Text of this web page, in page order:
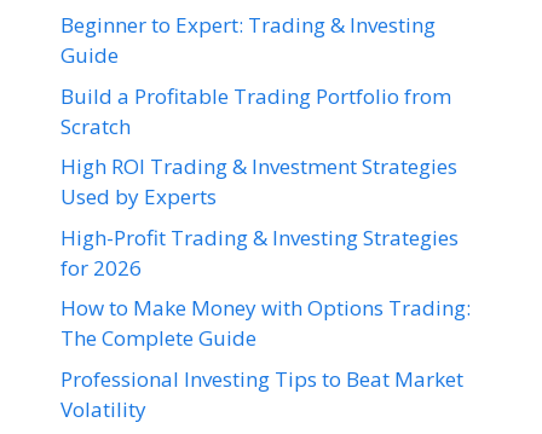
Beginner to Expert: Trading & Investing
Guide
Build a Profitable Trading Portfolio from
Scratch
High ROI Trading & Investment Strategies
Used by Experts
High-Profit Trading & Investing Strategies
for 2026
How to Make Money with Options Trading:
The Complete Guide
Professional Investing Tips to Beat Market
Volatility